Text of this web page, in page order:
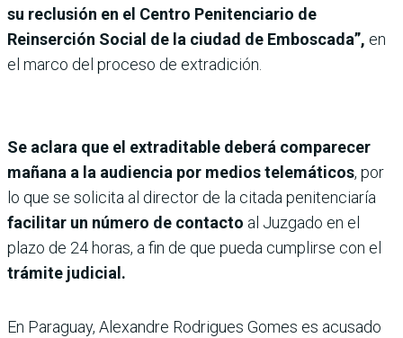
su reclusión en el Centro Penitenciario de
Reinserción Social de la ciudad de Emboscada”, en
el marco del proceso de extradición.
Se aclara que el extraditable deberá comparecer
mañana a la audiencia por medios telemáticos, por
lo que se solicita al director de la citada penitenciaría
facilitar un número de contacto al Juzgado en el
plazo de 24 horas, a fin de que pueda cumplirse con el
trámite judicial.
En Paraguay, Alexandre Rodrigues Gomes es acusado